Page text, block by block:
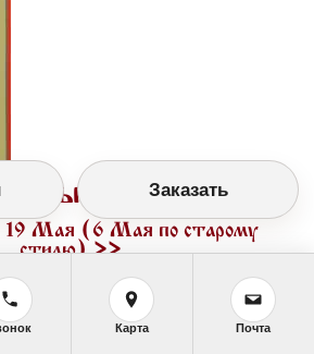
календарь
19 Мая (6 Мая по старому
стилю)>>
памяти святых
Заказать
Карта Почта